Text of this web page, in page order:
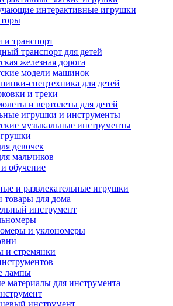
интерактивные игрушки
транспорт
транспорт для детей
железная дорога
модели машинок
спецтехника для детей
и треки
и вертолеты для детей
игрушки и инструменты
музыкальные инструменты
девочек
мальчиков
обучение
и развлекательные игрушки
для дома
инструмент
и уклономеры
и стремянки
лампы
материалы для инструмента
инструмент